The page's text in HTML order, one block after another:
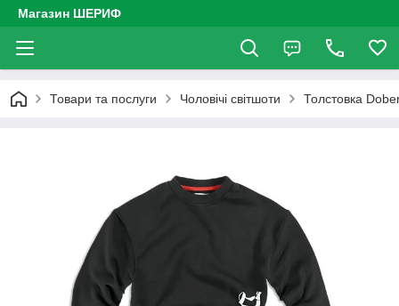
Магазин ШЕРИФ
Товари та послуги Чоловічі світшоти Толстовка